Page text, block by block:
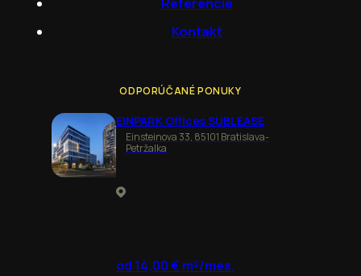
Kontakt
ODPORÚČANÉ PONUKY
EINPARK Offices SUBLEASE
Einsteinova 33, 85101 Bratislava-
Petržalka
od 14,00 € m²/mes.